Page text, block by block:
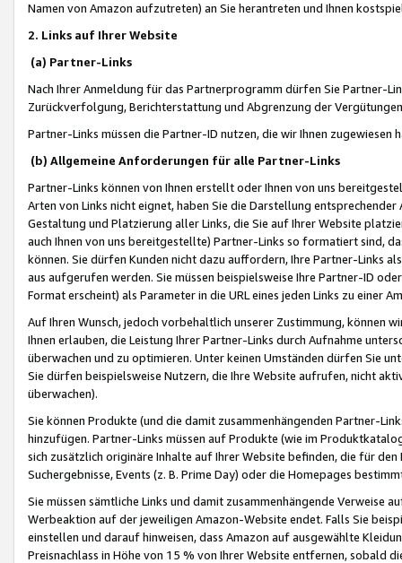
Namen von Amazon aufzutreten) an Sie herantreten und Ihnen
2. Links auf Ihrer Website
(a) Partner-Links
Nach Ihrer Anmeldung für das Partnerprogramm dürfen Sie Partner-
Zurückverfolgung, Berichterstattung und Abgrenzung der
Partner-Links müssen die Partner-ID nutzen, die wir Ihnen zugewiesen
(b) Allgemeine Anforderungen für alle Partner-Links
Partner-Links können von Ihnen erstellt oder Ihnen von uns
Arten von Links nicht eignet, haben Sie die Darstellung
Gestaltung und Platzierung aller Links, die Sie auf Ihrer Website
auch Ihnen von uns bereitgestellte) Partner-Links so formatiert sind,
können. Sie dürfen Kunden nicht dazu auffordern, Ihre Partner-Links
aus aufgerufen werden. Sie müssen beispielsweise Ihre Partner-ID
Format erscheint) als Parameter in die URL eines jeden Links zu einer
Auf Ihren Wunsch, jedoch vorbehaltlich unserer Zustimmung, können
Ihnen erlauben, die Leistung Ihrer Partner-Links durch Aufnahme
überwachen und zu optimieren. Unter keinen Umständen dürfen Sie
Sie dürfen beispielsweise Nutzern, die Ihre Website aufrufen, nicht
überwachen).
Sie können Produkte (und die damit zusammenhängenden Partner-
hinzufügen. Partner-Links müssen auf Produkte (wie im
sich zusätzlich originäre Inhalte auf Ihrer Website befinden, die für
Suchergebnisse, Events (z. B. Prime Day) oder die Homepages
Sie müssen sämtliche Links und damit zusammenhängende
Werbeaktion auf der jeweiligen Amazon-Website endet. Falls Sie
einstellen und darauf hinweisen, dass Amazon auf ausgewählte
Preisnachlass in Höhe von 15 % von Ihrer Website entfernen, sobald